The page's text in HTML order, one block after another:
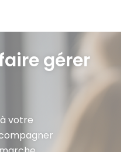
gérer
votre